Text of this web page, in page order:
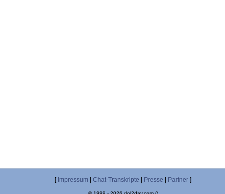
[ Impressum Chat-Transkripte Presse Partner ]